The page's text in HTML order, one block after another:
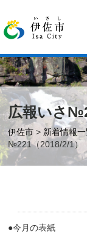
広報いさ
伊佐市 > 新着情報
№221（2018/2/1）
●今月の表